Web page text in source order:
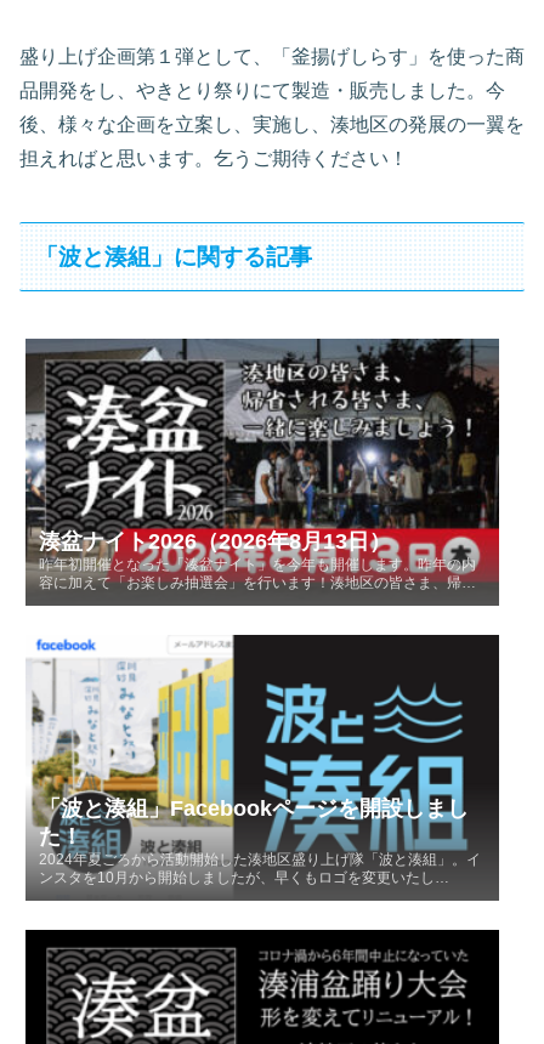
盛り上げ企画第１弾として、「釜揚げしらす」を使った商
品開発をし、やきとり祭りにて製造・販売しました。今
後、様々な企画を立案し、実施し、湊地区の発展の一翼を
担えればと思います。乞うご期待ください！
「波と湊組」に関する記事
湊盆ナイト2026（2026年8月13日）
昨年初開催となった「湊盆ナイト」を今年も開催します。昨年の内
容に加えて「お楽しみ抽選会」を行います！湊地区の皆さま、帰
「波と湊組」Facebookページを開設しまし
た！
2024年夏ごろから活動開始した湊地区盛り上げ隊「波と湊組」。イ
ンスタを10月から開始しましたが、早くもロゴを変更いたし…